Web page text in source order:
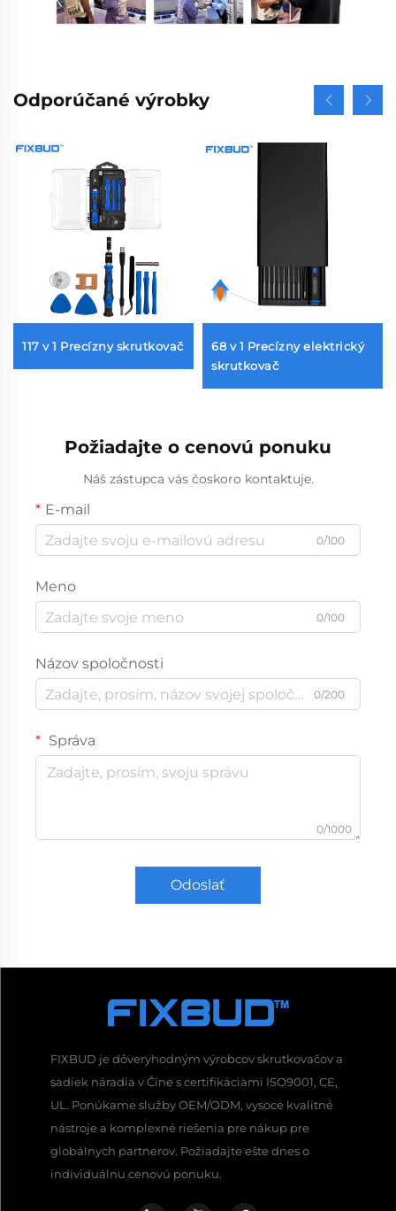
Odporúčané výrobky
117 v 1 Precízny skrutkovač
68 v 1 Precízny elektrický
skrutkovač
Požiadajte o cenovú ponuku
Náš zástupca vás čoskoro kontaktuje.
E-mail
0/100
Meno
0/100
Názov spoločnosti
0/200
Správa
0/1000
Odoslať
FIXBUD je dôveryhodným výrobcov skrutkovačov a
sadiek náradia v Číne s certifikáciami ISO9001, CE,
UL. Ponúkame služby OEM/ODM, vysoce kvalitné
nástroje a komplexné riešenia pre nákup pre
globálnych partnerov. Požiadajte ešte dnes o
individuálnu cenovú ponuku.